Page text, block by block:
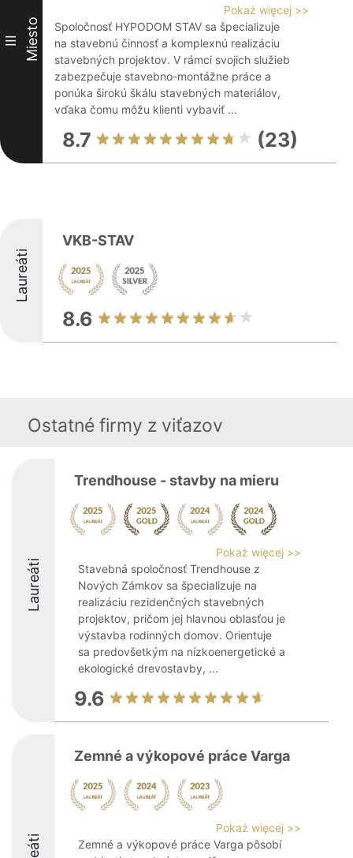
III Miesto
Pokaż więcej >>
Spoločnosť HYPODOM STAV sa špecializuje
na stavebnú činnosť a komplexnú realizáciu
stavebných projektov. V rámci svojich služieb
zabezpečuje stavebno-montážne práce a
ponúka širokú škálu stavebných materiálov,
vďaka čomu môžu klienti vybaviť ...
8.7 (23)
Laureáti
VKB-STAV
8.6
Ostatné firmy z viťazov
Laureáti
Trendhouse - stavby na mieru
Pokaż więcej >>
Stavebná spoločnosť Trendhouse z
Nových Zámkov sa špecializuje na
realizáciu rezidenčných stavebných
projektov, pričom jej hlavnou oblasťou je
výstavba rodinných domov. Orientuje
sa predovšetkým na nízkoenergetické a
ekologické drevostavby, ...
9.6
Zemné a výkopové práce Varga
Pokaż więcej >>
Zemné a výkopové práce Varga pôsobí